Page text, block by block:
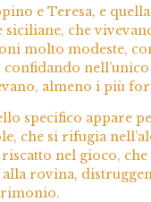
e Teresa, e
siciliane, che
molto modeste,
confidando nell’unico
almeno i più
specifico appare
che si rifugia
nel gioco, che
rovina,